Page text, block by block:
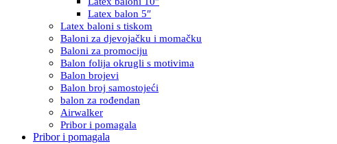
Latex balon 5″
Latex baloni s tiskom
Baloni za djevojačku i momačku
Baloni za promociju
Balon folija okrugli s motivima
Balon brojevi
Balon broj samostojeći
balon za rođendan
Airwalker
Pribor i pomagala
Pribor i pomagala